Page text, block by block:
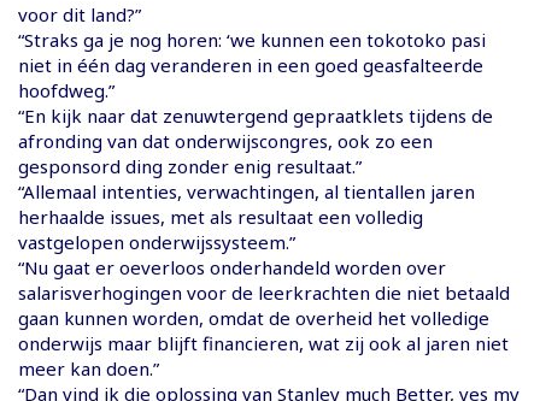
voor dit land?”
“Straks ga je nog horen: ‘we kunnen een tokotoko pasi
niet in één dag veranderen in een goed geasfalteerde
hoofdweg.”
“En kijk naar dat zenuwtergend gepraatklets tijdens de
afronding van dat onderwijscongres, ook zo een
gesponsord ding zonder enig resultaat.”
“Allemaal intenties, verwachtingen, al tientallen jaren
herhaalde issues, met als resultaat een volledig
vastgelopen onderwijssysteem.”
“Nu gaat er oeverloos onderhandeld worden over
salarisverhogingen voor de leerkrachten die niet betaald
gaan kunnen worden, omdat de overheid het volledige
onderwijs maar blijft financieren, wat zij ook al jaren niet
meer kan doen.”
“Dan vind ik die oplossing van Stanley much Better, yes my